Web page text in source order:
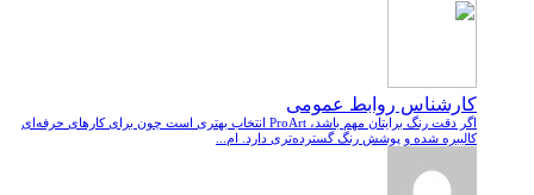
کارشناس روابط عمومی
اگر دقت رنگ برایتان مهم باشد، ProArt انتخاب بهتری است چون برای کارهای حرفه‌ای
کالیبره شده و پوشش رنگ گسترده‌تری دارد. ام...